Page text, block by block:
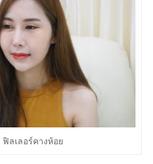
ฟิลเลอร์คางห้อย